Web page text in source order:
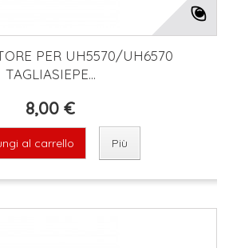
PER UH5570/UH6570
TAGLIASIEPE...
8,00 €
al carrello Più